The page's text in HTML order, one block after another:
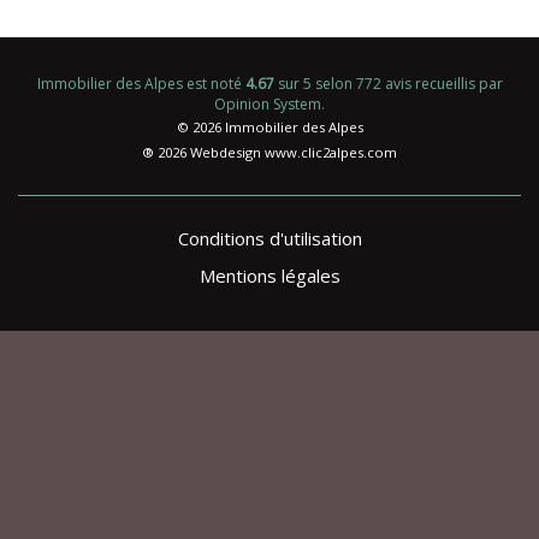
Immobilier des Alpesest noté 4.67sur5 selon 772avis recueillis par
Opinion System.
© 2026 Immobilier des Alpes
® 2026 Webdesign www.clic2alpes.com
Conditions d'utilisation
Mentions légales